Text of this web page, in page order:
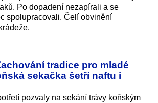
Po dopadení nezapírali a se
spolupracovali. Čelí obvinění
tradice pro mladé
sekačka šetří naftu i
pozvaly na sekání trávy koňským